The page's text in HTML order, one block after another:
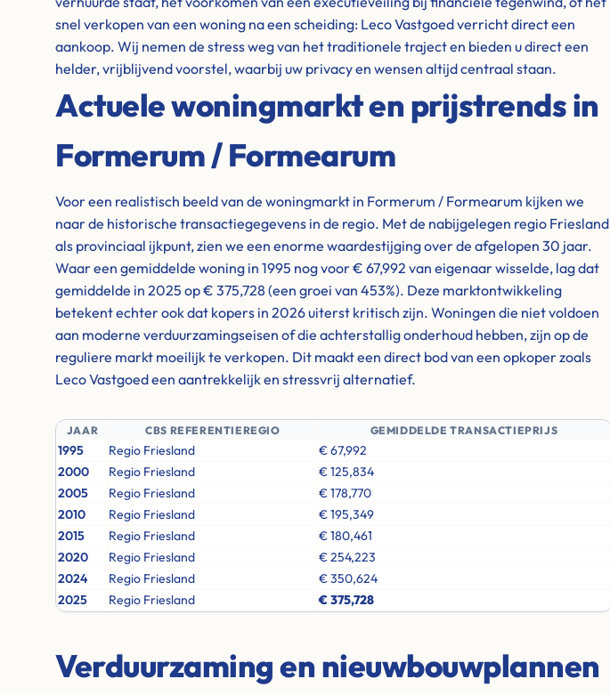
snel verkopen van een woning na een scheiding: Leco Vastgoed verricht direct een
aankoop. Wij nemen de stress weg van het traditionele traject en bieden u direct een
helder, vrijblijvend voorstel, waarbij uw privacy en wensen altijd centraal staan.
Actuele woningmarkt en prijstrends in
Formerum / Formearum
Voor een realistisch beeld van de woningmarkt in Formerum / Formearum kijken we
naar de historische transactiegegevens in de regio. Met de nabijgelegen regio Friesland
als provinciaal ijkpunt, zien we een enorme waardestijging over de afgelopen 30 jaar.
Waar een gemiddelde woning in 1995 nog voor € 67,992 van eigenaar wisselde, lag dat
gemiddelde in 2025 op € 375,728 (een groei van 453%). Deze marktontwikkeling
betekent echter ook dat kopers in 2026 uiterst kritisch zijn. Woningen die niet voldoen
aan moderne verduurzamingseisen of die achterstallig onderhoud hebben, zijn op de
reguliere markt moeilijk te verkopen. Dit maakt een direct bod van een opkoper zoals
Leco Vastgoed een aantrekkelijk en stressvrij alternatief.
JAAR CBS REFERENTIEREGIO GEMIDDELDE TRANSACTIEPRIJS
1995 Regio Friesland
€ 67,992
2000
Regio Friesland
€ 125,834
2005
Regio Friesland
€ 178,770
2010
Regio Friesland
€ 195,349
2015
Regio Friesland
€ 180,461
2020
Regio Friesland
€ 254,223
2024
Regio Friesland
€ 350,624
2025
Regio Friesland € 375,728
Verduurzaming en nieuwbouwplannen